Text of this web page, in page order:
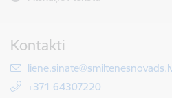
Kontakti
E-pasts:
+371 64307220